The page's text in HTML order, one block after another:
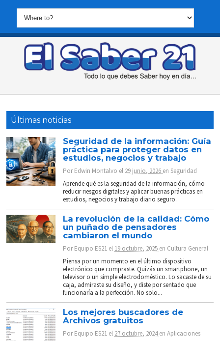
Últimas noticias
Seguridad de la información: Guía
práctica para proteger datos en
estudios, negocios y trabajo
PorEdwin Montalvo el 29 junio, 2026 enSeguridad
Aprende qué es la seguridad de la información, cómo
reducir riesgos digitales y aplicar buenas prácticas en
estudios, negocios y trabajo diario seguro.
La revolución de la calidad: Cómo
un puñado de pensadores
cambiaron el mundo
PorEquipo ES21 el 19 octubre, 2025 en Cultura General
Piensa por un momento en el último dispositivo
electrónico que compraste. Quizás un smartphone, un
televisor o un simple electrodoméstico. Lo sacaste de su
caja, admiraste su diseño, y diste por sentado que
funcionaría a la perfección. No solo...
Los mejores buscadores de
Archivos gratuitos
PorEquipo ES21 el 27 octubre, 2024enAplicaciones